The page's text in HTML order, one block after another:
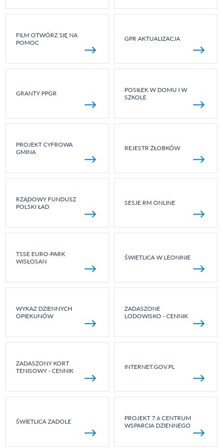
FILM OTWÓRZ SIĘ NA
POMOC
GPR AKTUALIZACJA
GRANTY PPGR
POSIŁEK W DOMU I W
SZKOLE
PROJEKT CYFROWA
GMINA
REJESTR ŻŁOBKÓW
RZĄDOWY FUNDUSZ
POLSKI ŁAD
SESJE RM ONLINE
TSSE EURO-PARK
WISŁOSAN
ŚWIETLICA W LEONINIE
WYKAZ DZIENNYCH
OPIEKUNÓW
ZADASZONE
LODOWISKO - CENNIK
ZADASZONY KORT
TENISOWY - CENNIK
INTERNET.GOV.PL
ŚWIETLICA ZADOLE
PROJEKT 7.6 CENTRUM
WSPARCIA DZIENNEGO